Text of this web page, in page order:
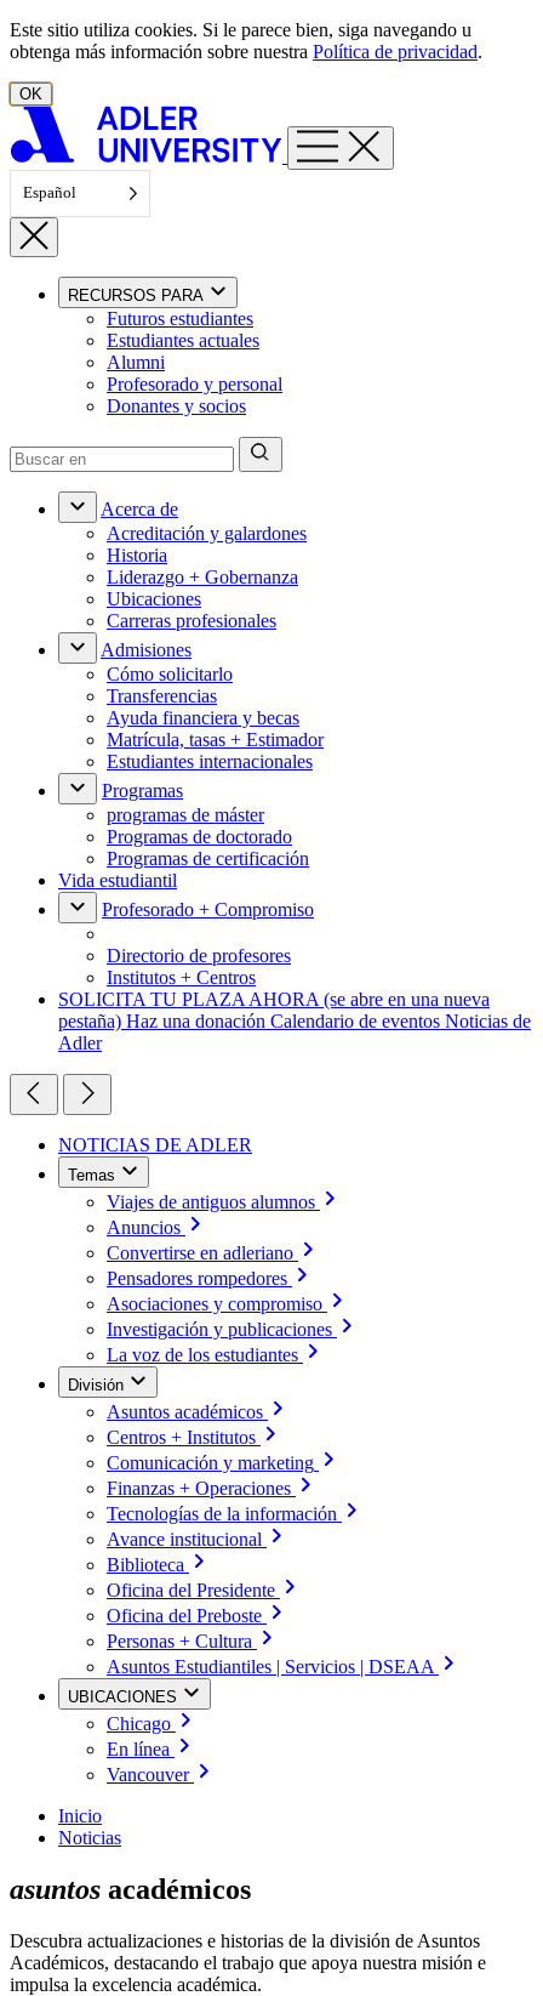
Ir al contenido
Este sitio utiliza cookies. Si le parece bien, siga navegando u
obtenga más información sobre nuestra Política de privacidad.
OK
Español
RECURSOS PARA
Futuros estudiantes
Estudiantes actuales
Alumni
Profesorado y personal
Donantes y socios
Acerca de
Acreditación y galardones
Historia
Liderazgo + Gobernanza
Ubicaciones
Carreras profesionales
Admisiones
Cómo solicitarlo
Transferencias
Ayuda financiera y becas
Matrícula, tasas + Estimador
Estudiantes internacionales
Programas
programas de máster
Programas de doctorado
Programas de certificación
Vida estudiantil
Profesorado + Compromiso
Directorio de profesores
Institutos + Centros
SOLICITA TU PLAZA AHORA (se abre en una nueva
pestaña) Haz una donación Calendario de eventos Noticias de
Adler
NOTICIAS DE ADLER
Temas
Viajes de antiguos alumnos
Anuncios
Convertirse en adleriano
Pensadores rompedores
Asociaciones y compromiso
Investigación y publicaciones
La voz de los estudiantes
División
Asuntos académicos
Centros + Institutos
Comunicación y marketing
Finanzas + Operaciones
Tecnologías de la información
Avance institucional
Biblioteca
Oficina del Presidente
Oficina del Preboste
Personas + Cultura
Asuntos Estudiantiles | Servicios | DSEAA
UBICACIONES
Chicago
En línea
Vancouver
Inicio
Noticias
asuntos académicos
Descubra actualizaciones e historias de la división de Asuntos
Académicos, destacando el trabajo que apoya nuestra misión e
impulsa la excelencia académica.